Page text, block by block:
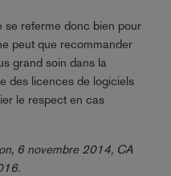
se referme donc bien pour
peut que recommander
grand soin dans la
des licences de logiciels
le respect en cas
6 novembre 2014, CA